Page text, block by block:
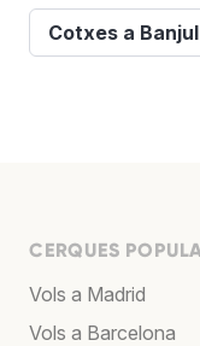
Cotxes a Banjul
CERQUES
Vols a Madrid
Vols a Barcelona